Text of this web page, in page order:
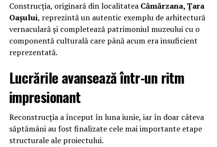
Construcția, originară din localitatea Cămărzana, Țara
Oașului, reprezintă un autentic exemplu de arhitectură
vernaculară și completează patrimoniul muzeului cu o
componentă culturală care până acum era insuficient
reprezentată.
Lucrările avansează într-un ritm
impresionant
Reconstrucția a început în luna iunie, iar în doar câteva
săptămâni au fost finalizate cele mai importante etape
structurale ale proiectului.